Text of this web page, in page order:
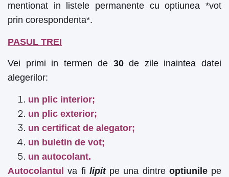
mentionat in listele permanente cu optiunea *vot
prin corespondenta*.
PASUL TREI
Vei primi in termen de 30de zile inaintea datei
alegerilor:
un plic interior;
un plic exterior;
un certificat de alegator;
un buletin de vot;
un autocolant.
Autocolantul va fi lipit pe una dintre optiunilepe